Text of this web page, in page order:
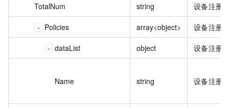
TotalNum string 设备注册
Policies array<object> 设备注册
dataList object 设备注册
Name string 设备注册